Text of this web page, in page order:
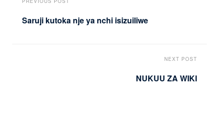
Saruji kutoka nje ya nchi isizuiliwe
NEXT POST
NUKUU ZA WIKI